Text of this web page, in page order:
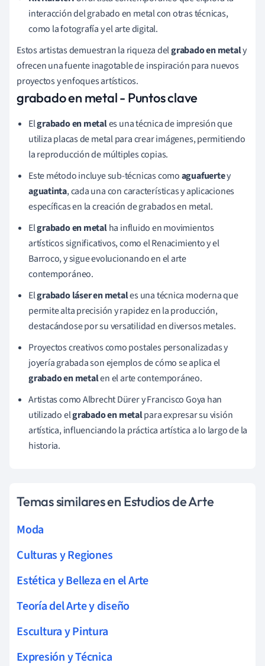
interacción del grabado en metal con otras técnicas,
como la fotografía y el arte digital.
Estos artistas demuestran la riqueza delgrabado en metaly
ofrecen una fuente inagotable de inspiración para nuevos
proyectos y enfoques artísticos.
grabado en metal - Puntos clave
Elgrabado en metales una técnica de impresión que
utiliza placas de metal para crear imágenes, permitiendo
la reproducción de múltiples copias.
Este método incluye sub-técnicas comoaguafuertey
aguatinta, cada una con características y aplicaciones
específicas en la creación de grabados en metal.
Elgrabado en metalha influido en movimientos
artísticos significativos, como el Renacimiento y el
Barroco, y sigue evolucionando en el arte
contemporáneo.
Elgrabado láser en metales una técnica moderna que
permite alta precisión y rapidez en la producción,
destacándose por su versatilidad en diversos metales.
Proyectos creativos como postales personalizadas y
joyería grabada son ejemplos de cómo se aplica el
grabado en metalen el arte contemporáneo.
Artistas como Albrecht Dürer y Francisco Goya han
utilizado elgrabado en metalpara expresar su visión
artística, influenciando la práctica artística a lo largo de la
historia.
Temas similares en Estudios de Arte
Moda
Culturas y Regiones
Estética y Belleza en el Arte
Teoría del Arte y diseño
Escultura y Pintura
Expresión y Técnica